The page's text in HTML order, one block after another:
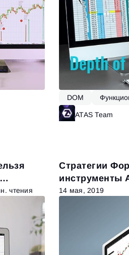
DOM
ATAS Team
чтения
Стратегии
инструменты
14 мая, 2019